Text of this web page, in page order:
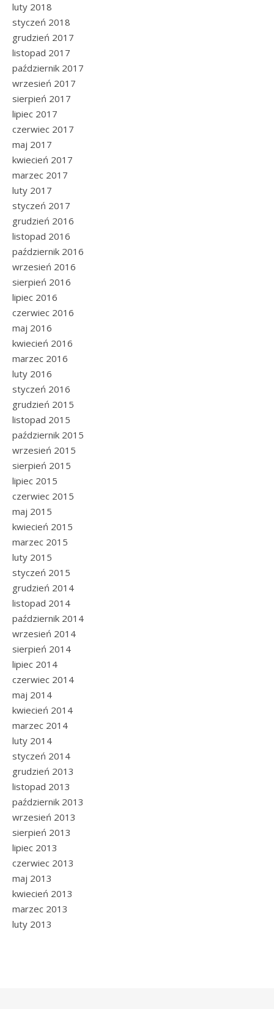
luty 2018
styczeń 2018
grudzień 2017
listopad 2017
październik 2017
wrzesień 2017
sierpień 2017
lipiec 2017
czerwiec 2017
maj 2017
kwiecień 2017
marzec 2017
luty 2017
styczeń 2017
grudzień 2016
listopad 2016
październik 2016
wrzesień 2016
sierpień 2016
lipiec 2016
czerwiec 2016
maj 2016
kwiecień 2016
marzec 2016
luty 2016
styczeń 2016
grudzień 2015
listopad 2015
październik 2015
wrzesień 2015
sierpień 2015
lipiec 2015
czerwiec 2015
maj 2015
kwiecień 2015
marzec 2015
luty 2015
styczeń 2015
grudzień 2014
listopad 2014
październik 2014
wrzesień 2014
sierpień 2014
lipiec 2014
czerwiec 2014
maj 2014
kwiecień 2014
marzec 2014
luty 2014
styczeń 2014
grudzień 2013
listopad 2013
październik 2013
wrzesień 2013
sierpień 2013
lipiec 2013
czerwiec 2013
maj 2013
kwiecień 2013
marzec 2013
luty 2013